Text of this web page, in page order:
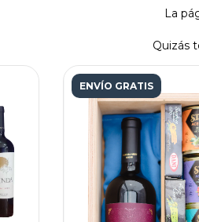
La
Quizás
ENVÍO GRATIS